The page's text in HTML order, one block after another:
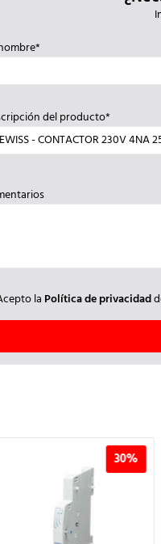
del producto*
la Política de privacidad
30%